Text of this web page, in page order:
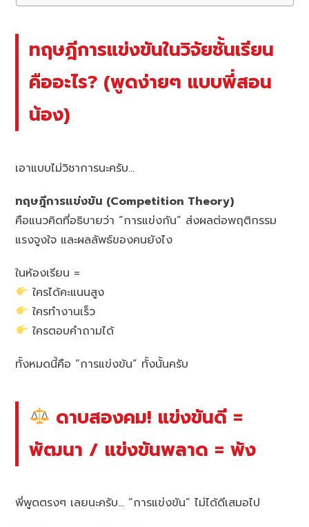
ทฤษฎีการแข่งขันในวิจัยชั้นเรียน
คืออะไร? (พูดง่ายๆ แบบพี่สอน
น้อง)
เอาแบบไม่วิชาการนะครับ…
ทฤษฎีการแข่งขัน (Competition Theory)
คือแนวคิดที่อธิบายว่า “การแข่งกัน” ส่งผลต่อพฤติกรรม
แรงจูงใจ และผลลัพธ์ของคนยังไง
ในห้องเรียน =
ใครได้คะแนนสูง
ใครทำงานเร็ว
ใครตอบคำถามได้
ทั้งหมดนี้คือ “การแข่งขัน” ทั้งนั้นครับ
ดาบสองคม! แข่งขันดี =
พัฒนา / แข่งขันพลาด = พัง
พี่พูดตรงๆ เลยนะครับ… “การแข่งขัน” ไม่ได้ดีเสมอไป